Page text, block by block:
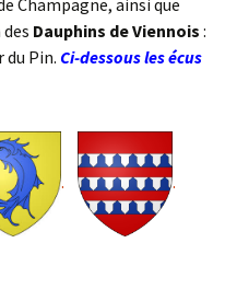
Champagne, ainsi que
Dauphins de Viennois :
du Pin. Ci-dessous les écus
. .